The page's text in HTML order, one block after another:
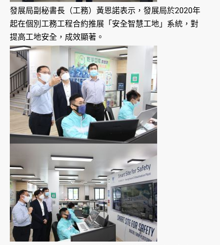
發展局副秘書長（工務）黃恩諾表示，發展局於2020年
起在個別工務工程合約推展「安全智慧工地」系統，對
提高工地安全，成效顯著。